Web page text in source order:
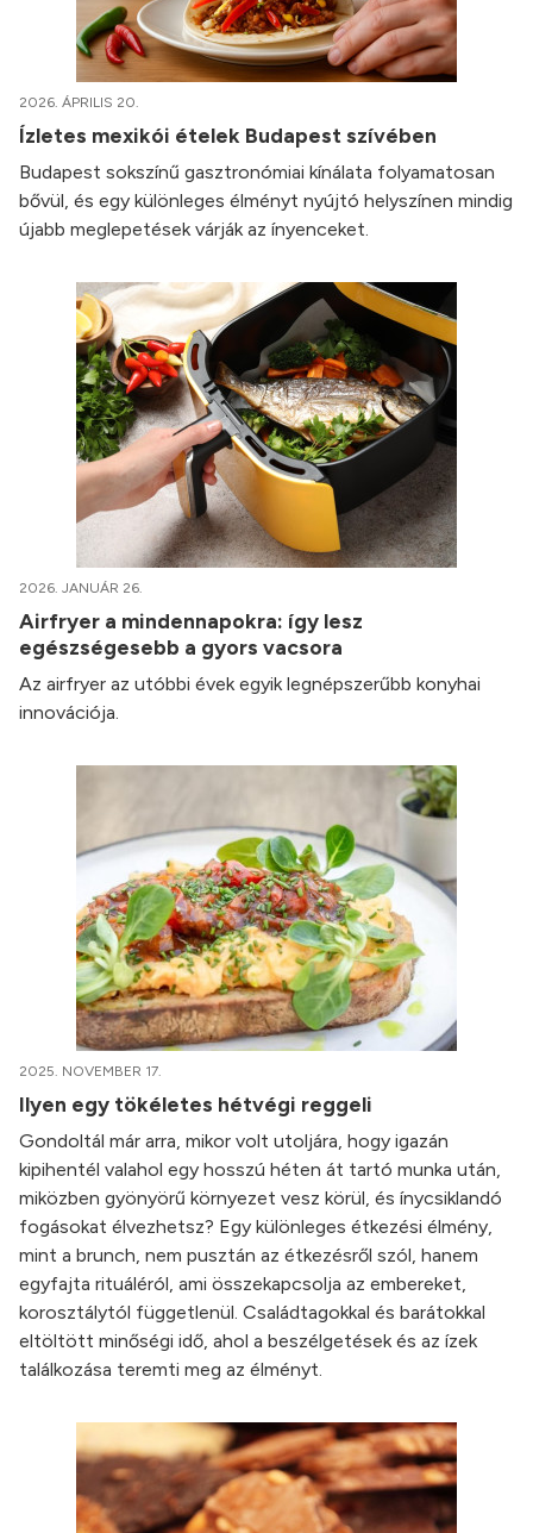
2026. ÁPRILIS 20.
Ízletes mexikói ételek Budapest szívében
Budapest sokszínű gasztronómiai kínálata folyamatosan
bővül, és egy különleges élményt nyújtó helyszínen mindig
újabb meglepetések várják az ínyenceket.
2026. JANUÁR 26.
Airfryer a mindennapokra: így lesz
egészségesebb a gyors vacsora
Az airfryer az utóbbi évek egyik legnépszerűbb konyhai
innovációja.
2025. NOVEMBER 17.
Ilyen egy tökéletes hétvégi reggeli
Gondoltál már arra, mikor volt utoljára, hogy igazán
kipihentél valahol egy hosszú héten át tartó munka után,
miközben gyönyörű környezet vesz körül, és ínycsiklandó
fogásokat élvezhetsz? Egy különleges étkezési élmény,
mint a brunch, nem pusztán az étkezésről szól, hanem
egyfajta rituáléról, ami összekapcsolja az embereket,
korosztálytól függetlenül. Családtagokkal és barátokkal
eltöltött minőségi idő, ahol a beszélgetések és az ízek
találkozása teremti meg az élményt.